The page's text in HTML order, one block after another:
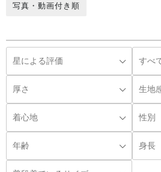
写真・動画付き順